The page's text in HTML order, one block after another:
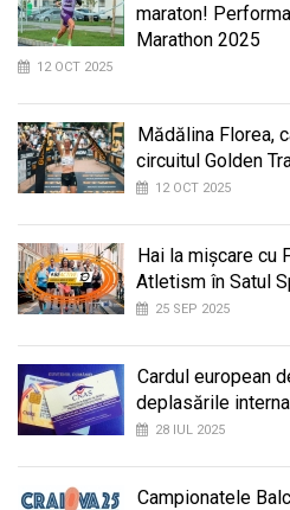
maraton!
Marathon 2025
12 OCT 2025
Mădălina Florea,
circuitul Golden
12 OCT 2025
Hai la mișcare cu
Atletism în Satul
25 SEP 2025
Cardul european
deplasările
28 IUL 2025
Campionatele